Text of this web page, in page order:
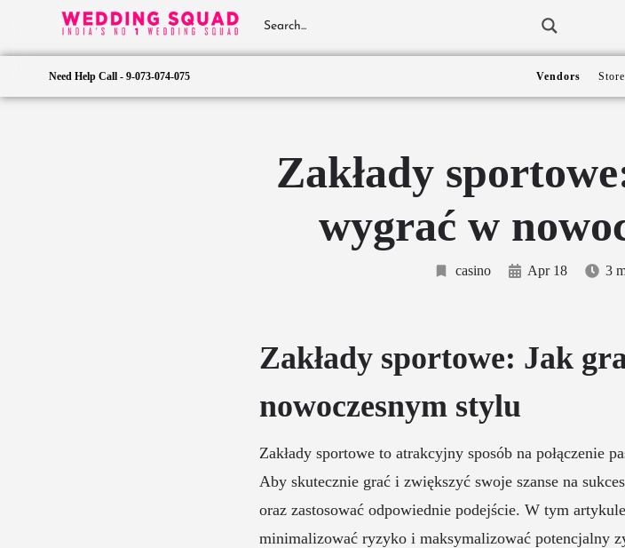
Need Help Call - 9-073-074-075 Vendors Store
Zakłady
wygrać w
casino Apr 18 3
Zakłady sportowe: Jak
nowoczesnym stylu
Zakłady sportowe to atrakcyjny sposób na połączenie
Aby skutecznie grać i zwiększyć swoje szanse na
oraz zastosować odpowiednie podejście. W tym
minimalizować ryzyko i maksymalizować potencjalny